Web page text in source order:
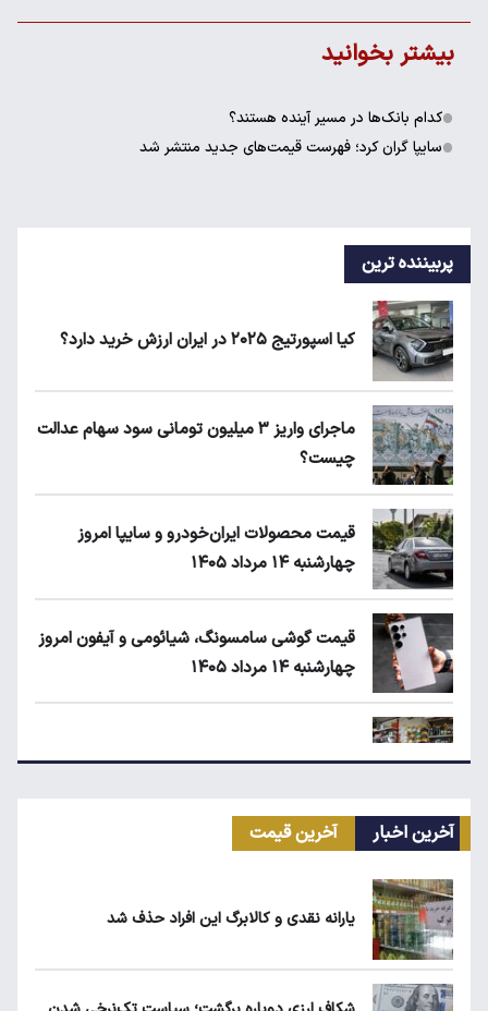
بیشتر بخوانید
کدام بانک‌ها در مسیر آینده هستند؟
سایپا گران کرد؛ فهرست قیمت‌های جدید منتشر شد
پربیننده ترین
کیا اسپورتیج ۲۰۲۵ در ایران ارزش خرید دارد؟
ماجرای واریز ۳ میلیون تومانی سود سهام عدالت
چیست؟
قیمت محصولات ایران‌خودرو و سایپا امروز
چهارشنبه ۱۴ مرداد ۱۴۰۵
قیمت گوشی سامسونگ، شیائومی و آیفون امروز
چهارشنبه ۱۴ مرداد ۱۴۰۵
زمان شارژ کالابرگ با رقم آخر کد ملی صفر تا ۲
بلاگرهای پردرآمد مشمول مالیات هستند
آخرین اخبار آخرین قیمت
یارانه نقدی و کالابرگ این افراد حذف شد